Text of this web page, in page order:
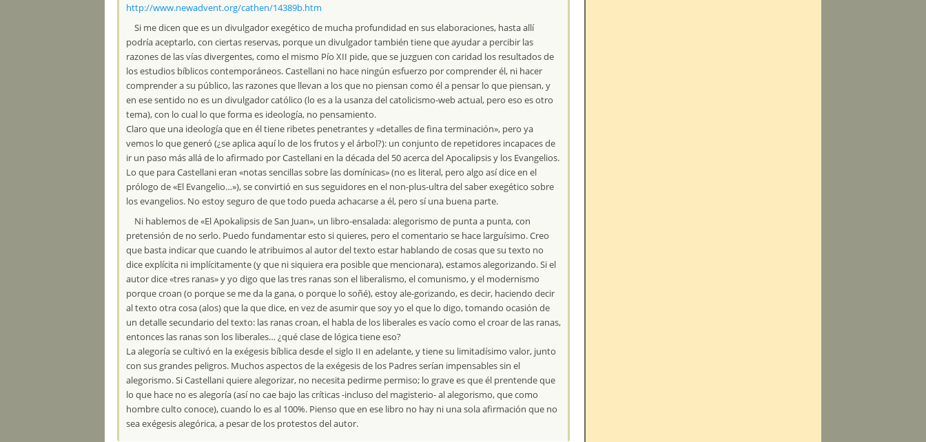
http://www.newadvent.org/cathen/14389b.htm
Si me dicen que es un divulgador exegético de mucha profundidad en sus elaboraciones, hasta allí
podría aceptarlo, con ciertas reservas, porque un divulgador también tiene que ayudar a percibir las
razones de las vías divergentes, como el mismo Pío XII pide, que se juzguen con caridad los resultados de
los estudios bíblicos contemporáneos. Castellani no hace ningún esfuerzo por comprender él, ni hacer
comprender a su público, las razones que llevan a los que no piensan como él a pensar lo que piensan, y
en ese sentido no es un divulgador católico (lo es a la usanza del catolicismo-web actual, pero eso es otro
tema), con lo cual lo que forma es ideología, no pensamiento.
Claro que una ideología que en él tiene ribetes penetrantes y «detalles de fina terminación», pero ya
vemos lo que generó (¿se aplica aquí lo de los frutos y el árbol?): un conjunto de repetidores incapaces de
ir un paso más allá de lo afirmado por Castellani en la década del 50 acerca del Apocalipsis y los Evangelios.
Lo que para Castellani eran «notas sencillas sobre las domínicas» (no es literal, pero algo así dice en el
prólogo de «El Evangelio…»), se convirtió en sus seguidores en el non-plus-ultra del saber exegético sobre
los evangelios. No estoy seguro de que todo pueda achacarse a él, pero sí una buena parte.
Ni hablemos de «El Apokalipsis de San Juan», un libro-ensalada: alegorismo de punta a punta, con
pretensión de no serlo. Puedo fundamentar esto si quieres, pero el comentario se hace larguísimo. Creo
que basta indicar que cuando le atribuimos al autor del texto estar hablando de cosas que su texto no
dice explícita ni implícitamente (y que ni siquiera era posible que mencionara), estamos alegorizando. Si el
autor dice «tres ranas» y yo digo que las tres ranas son el liberalismo, el comunismo, y el modernismo
porque croan (o porque se me da la gana, o porque lo soñé), estoy ale-gorizando, es decir, haciendo decir
al texto otra cosa (alos) que la que dice, en vez de asumir que soy yo el que lo digo, tomando ocasión de
un detalle secundario del texto: las ranas croan, el habla de los liberales es vacío como el croar de las ranas,
entonces las ranas son los liberales… ¿qué clase de lógica tiene eso?
La alegoría se cultivó en la exégesis bíblica desde el siglo II en adelante, y tiene su limitadísimo valor, junto
con sus grandes peligros. Muchos aspectos de la exégesis de los Padres serían impensables sin el
alegorismo. Si Castellani quiere alegorizar, no necesita pedirme permiso; lo grave es que él prentende que
lo que hace no es alegoría (así no cae bajo las críticas -incluso del magisterio- al alegorismo, que como
hombre culto conoce), cuando lo es al 100%. Pienso que en ese libro no hay ni una sola afirmación que no
sea exégesis alegórica, a pesar de los protestos del autor.